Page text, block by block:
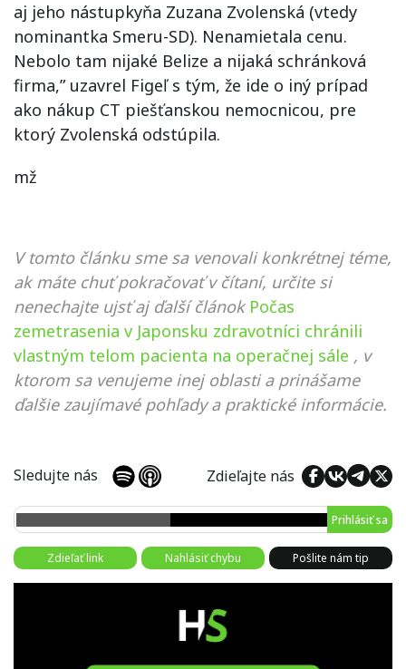
aj jeho nástupkyňa Zuzana Zvolenská (vtedy
nominantka Smeru-SD). Nenamietala cenu.
Nebolo tam nijaké Belize a nijaká schránková
firma,” uzavrel Figeľ s tým, že ide o iný prípad
ako nákup CT piešťanskou nemocnicou, pre
ktorý Zvolenská odstúpila.
mž
V tomto článku sme sa venovali konkrétnej téme,
ak máte chuť pokračovať v čítaní, určite si
nenechajte ujsť aj ďalší článok Počas
zemetrasenia v Japonsku zdravotníci chránili
vlastným telom pacienta na operačnej sále , v
ktorom sa venujeme inej oblasti a prinášame
ďalšie zaujímavé pohľady a praktické informácie.
Sledujte nás Zdieľajte nás
Prihlásiť sa
Zdieľať link Nahlásiť chybu Pošlite nám tip